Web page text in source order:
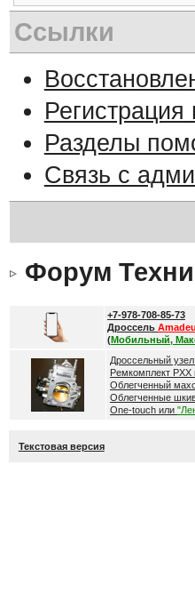
Ссылки
Регистрация
Разделы
Связь с
Форум
+7-978-708-85-73
Дроссель
(Мобильный,
Дроссельный
Ремкомплект РХХ
Облегченный
Облегченные
One-touch или
Текстовая версия